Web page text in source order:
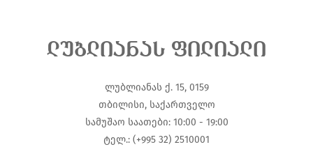
ლუბლიანას ფილიალი
ლუბლიანას ქ. 15, 0159
თბილისი, საქართველო
სამუშაო საათები: 10:00 - 19:00
ტელ.: (+995 32) 2510001